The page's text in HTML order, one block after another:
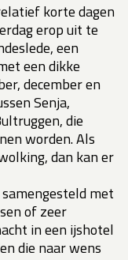
korte dagen
erop uit te
een
een dikke
december en
Senja,
die
worden. Als
dan kan er
met
of zeer
in een ijshotel
die naar wens